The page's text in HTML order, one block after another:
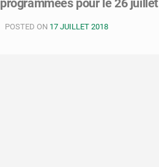
Diables
POSTED ON 17 JUILLET 2018